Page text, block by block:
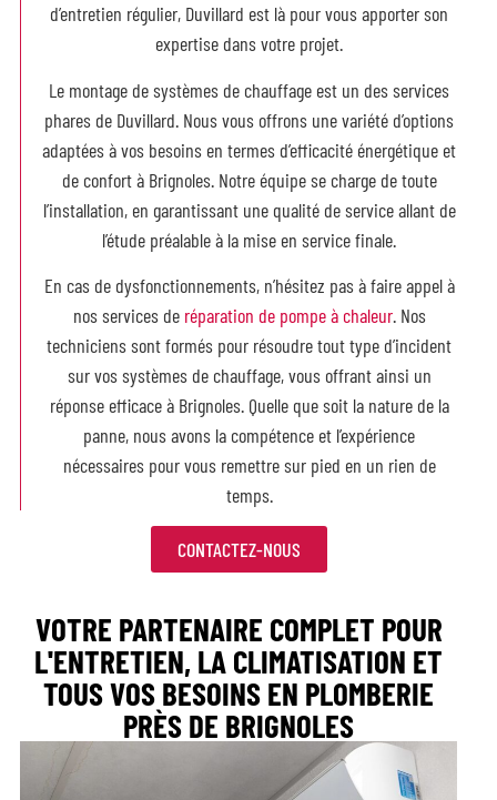
d’entretien régulier, Duvillard est là pour vous apporter son
expertise dans votre projet.
Le montage de systèmes de chauffage est un des services
phares de Duvillard. Nous vous offrons une variété d’options
adaptées à vos besoins en termes d’efficacité énergétique et
de confort à Brignoles. Notre équipe se charge de toute
l’installation, en garantissant une qualité de service allant de
l’étude préalable à la mise en service finale.
En cas de dysfonctionnements, n’hésitez pas à faire appel à
nos services de réparation de pompe à chaleur. Nos
techniciens sont formés pour résoudre tout type d’incident
sur vos systèmes de chauffage, vous offrant ainsi un
réponse efficace à Brignoles. Quelle que soit la nature de la
panne, nous avons la compétence et l’expérience
nécessaires pour vous remettre sur pied en un rien de
temps.
CONTACTEZ-NOUS
VOTRE PARTENAIRE COMPLET POUR
L'ENTRETIEN, LA CLIMATISATION ET
TOUS VOS BESOINS EN PLOMBERIE
PRÈS DE BRIGNOLES